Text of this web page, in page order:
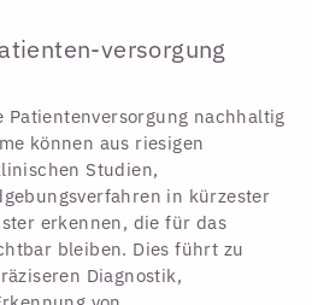
versorgung
Patientenversorgung nachhaltig
können aus riesigen
Studien,
in kürzester
erkennen, die für das
bleiben. Dies führt zu
Diagnostik,